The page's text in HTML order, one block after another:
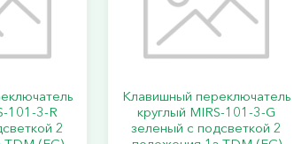
101-3-R
2
Клавишный переключатель
круглый MIRS-101-3-G
зеленый с подсветкой 2